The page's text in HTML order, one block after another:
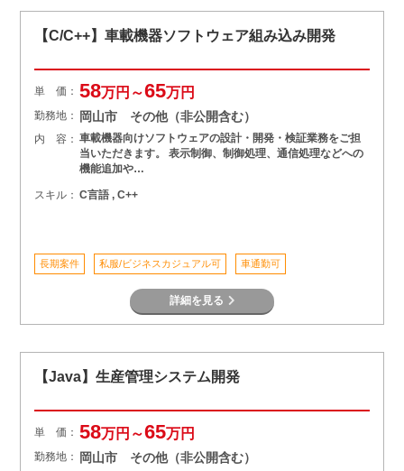
【C/C++】車載機器ソフトウェア組み込み開発
単 価： 58万円～65万円
勤務地： 岡山市 その他（非公開含む）
内 容： 車載機器向けソフトウェアの設計・開発・検証業務をご担
当いただきます。 表示制御、制御処理、通信処理などへの
機能追加や…
スキル： C言語 , C++
長期案件 私服/ビジネスカジュアル可 車通勤可
詳細を見る
【Java】生産管理システム開発
単 価： 58万円～65万円
勤務地： 岡山市 その他（非公開含む）